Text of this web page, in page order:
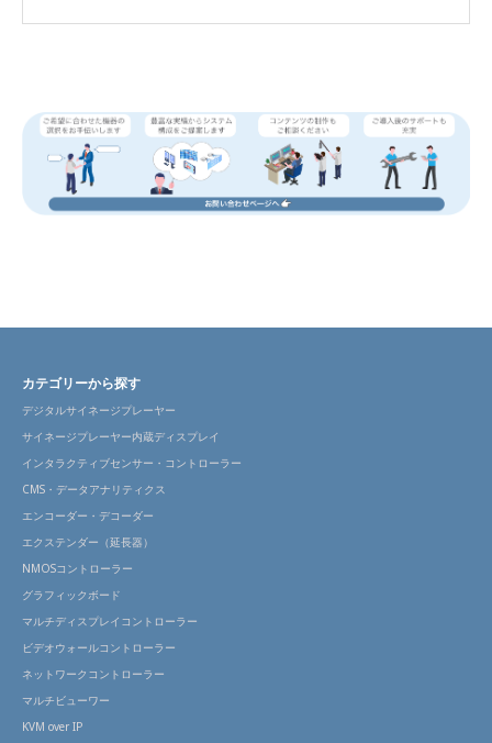
カテゴリーから探す
デジタルサイネージプレーヤー
サイネージプレーヤー内蔵ディスプレイ
インタラクティブセンサー・コントローラー
CMS・データアナリティクス
エンコーダー・デコーダー
エクステンダー（延長器）
NMOSコントローラー
グラフィックボード
マルチディスプレイコントローラー
ビデオウォールコントローラー
ネットワークコントローラー
マルチビューワー
KVM over IP